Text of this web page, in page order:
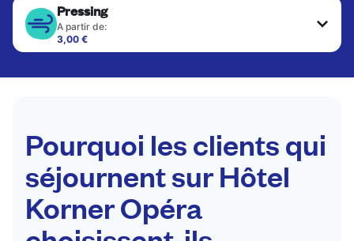
Pressing
A partir de:
3,00 €
Les articles délicats sont nettoyés à sec et finis
costumes, les robes, les manteaux et les tissus
VÉRIFIER LES PRIX
Pourquoi les clients qui
séjournent sur Hôtel
Korner Opéra